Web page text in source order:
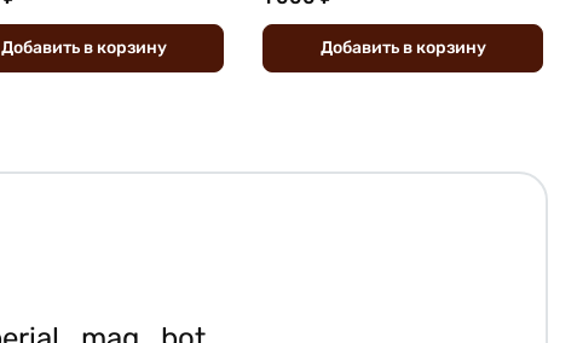
Добавить вкорзину Добавить вкорзину